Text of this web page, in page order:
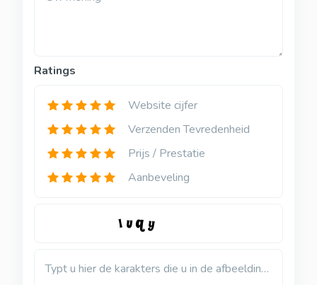
Ratings
Website cijfer
Verzenden Tevredenheid
Prijs / Prestatie
Aanbeveling
Typt u hier de karakters die u in de afbeelding ziet